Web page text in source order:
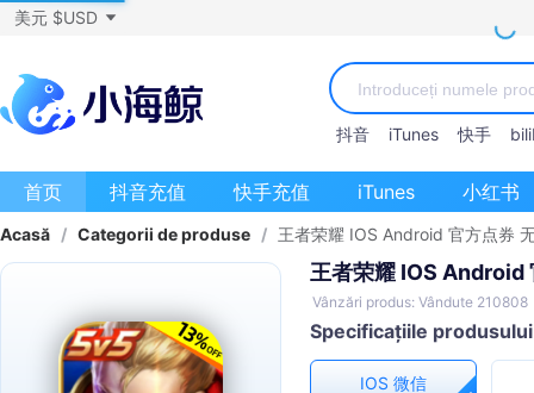
美元 $USD
抖音 iTunes 快手
首页 抖音充值 快手充值 iTunes 小红书
Acasă / Categorii de produse / 王者荣耀 IOS Android 官方点券
王者荣耀 IOS Android
Vânzări produs: Vândute 210808
Specificațiile produsului
IOS 微信